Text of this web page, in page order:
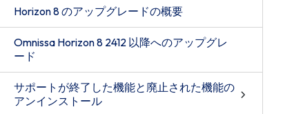
Horizon 8 のアップグレードの概要
Omnissa Horizon 8 2412 以降へのアップグレ
ード
サポートが終了した機能と廃止された機能の
アンインストール